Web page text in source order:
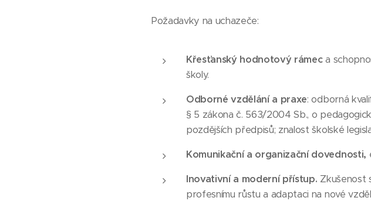
Požadavky na uchazeče:
Křesťanský hodnotový rámeca
školy.
Odborné vzdělání a praxe: odborná
§ 5 zákona č. 563/2004 Sb., o
pozdějších předpisů; znalost školské
Komunikační a organizační dovednosti,
Inovativní a moderní přístup. Zkušenost
profesnímu růstu a adaptaci na nové